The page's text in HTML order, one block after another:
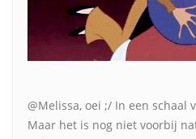
@Melissa, oei ;/ In een schaal
Maar het is nog niet voorbij